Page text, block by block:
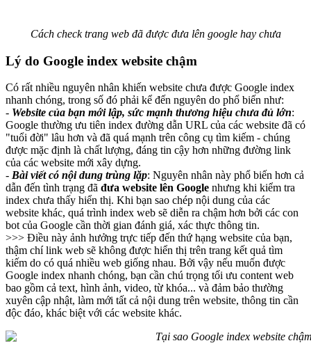
Cách check trang web đã được đưa lên google hay chưa
Lý do Google index website chậm
Có rất nhiều nguyên nhân khiến website chưa được Google index
nhanh chóng, trong số đó phải kể đến nguyên do phổ biến như:
- Website của bạn mới lập, sức mạnh thương hiệu chưa đủ lớn:
Google thường ưu tiên index đường dẫn URL của các website đã có
"tuổi đời" lâu hơn và đã quá mạnh trên công cụ tìm kiếm - chúng
được mặc định là chất lượng, đáng tin cậy hơn những đường link
của các website mới xây dựng.
- Bài viết có nội dung trùng lặp: Nguyên nhân này phổ biến hơn cả
dẫn đến tình trạng đã đưa website lên Google nhưng khi kiểm tra
index chưa thấy hiển thị. Khi bạn sao chép nội dung của các
website khác, quá trình index web sẽ diễn ra chậm hơn bởi các con
bot của Google cần thời gian đánh giá, xác thực thông tin.
>>> Điều này ảnh hưởng trực tiếp đến thứ hạng website của bạn,
thậm chí link web sẽ không được hiển thị trên trang kết quả tìm
kiếm do có quá nhiều web giống nhau. Bởi vậy nếu muốn được
Google index nhanh chóng, bạn cần chú trọng tối ưu content web
bao gồm cả text, hình ảnh, video, từ khóa... và đảm bảo thường
xuyên cập nhật, làm mới tất cả nội dung trên website, thông tin cần
độc đáo, khác biệt với các website khác.